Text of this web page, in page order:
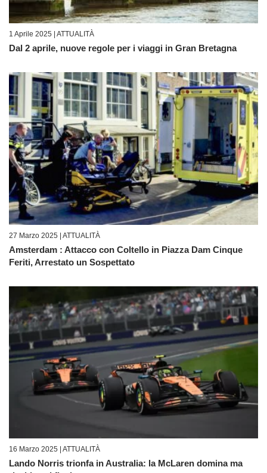
1 Aprile 2025 | ATTUALITÀ
Dal 2 aprile, nuove regole per i viaggi in Gran Bretagna
27 Marzo 2025 | ATTUALITÀ
Amsterdam : Attacco con Coltello in Piazza Dam Cinque
Feriti, Arrestato un Sospettato
16 Marzo 2025 | ATTUALITÀ
Lando Norris trionfa in Australia: la McLaren domina ma